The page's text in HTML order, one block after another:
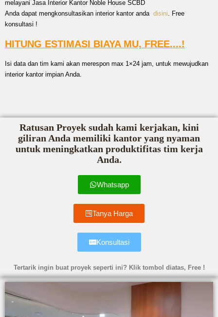
melayani Jasa Interior Kantor Noble House SCBD
Anda dapat mengkonsultasikan interior kantor anda disini. Free
konsultasi !
HITUNG ESTIMASI BIAYA MU, FREE....!
Isi data dan tim kami akan merespon max 1×24 jam, untuk mewujudkan
interior kantor impian Anda.
Ratusan Proyek sudah kami kerjakan, kini
giliran Anda memiliki kantor yang nyaman
untuk meningkatkan produktifitas tim kerja
Anda.
Whatsapp
Tanya Harga
Konsultasi
Tertarik ingin buat proyek seperti ini? Klik tombol diatas, Free !